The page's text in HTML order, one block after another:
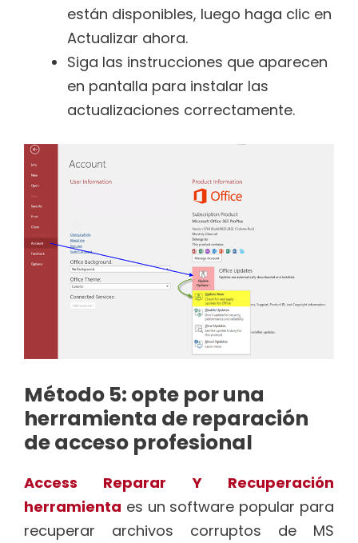
están disponibles, luego haga clic en
Actualizar ahora.
Siga las instrucciones que aparecen
en pantalla para instalar las
actualizaciones correctamente.
Método 5: opte por una
herramienta de reparación
de acceso profesional
Access Reparar Y Recuperación
herramienta es un software popular para
recuperar archivos corruptos de MS